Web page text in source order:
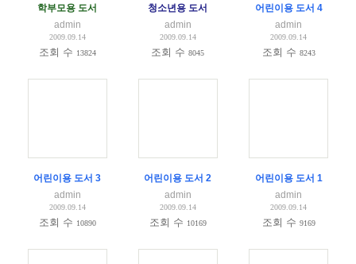
학부모용 도서
admin
2009.09.14
조회 수 13824
청소년용 도서
admin
2009.09.14
조회 수8045
어린이용 도서 4
admin
2009.09.14
조회 수 8243
어린이용 도서 3
admin
2009.09.14
조회 수 10890
어린이용 도서 2
admin
2009.09.14
조회 수 10169
어린이용 도서 1
admin
2009.09.14
조회 수 9169